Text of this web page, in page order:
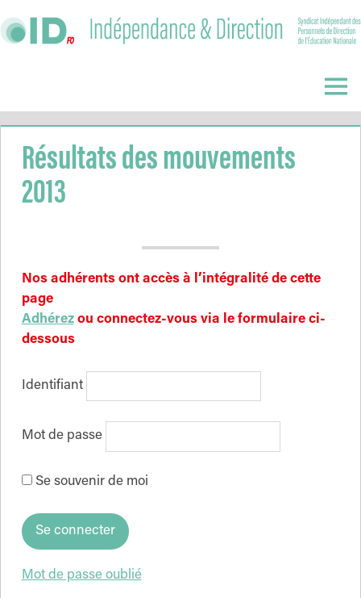
to
Direction
Menu
Résultats des mouvements
2013
Nos adhérents ont accès à l’intégralité de cette
page
Adhérezou connectez-vous via le formulaire ci-
dessous
Identifiant
Mot de passe
Se souvenir de moi
Mot de passe oublié